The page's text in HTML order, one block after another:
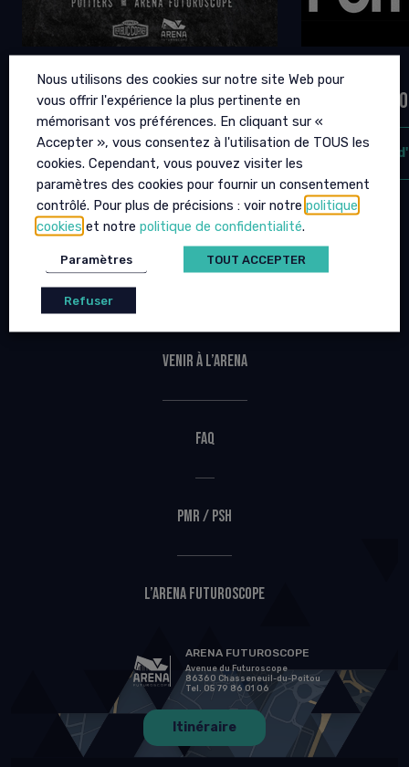
URBAN CORNER 2
12 SEPTEMBRE 2026 - 19H00
plus d'infos
BIGFLO
02 OCTOBRE
plus
Venir à l’Arena
FAQ
PMR / PSH
L’Arena Futuroscope
ARENA FUTUROSCOPE
Avenue du Futuroscope
86360 Chasseneuil-du-Poitou
Tel. 05 79 86 01 06
Itinéraire
Nous utilisons des cookies sur notre site Web pour
vous offrir l'expérience la plus pertinente en
mémorisant vos préférences. En cliquant sur «
Accepter », vous consentez à l'utilisation de TOUS les
cookies. Cependant, vous pouvez visiter les
paramètres des cookies pour fournir un consentement
contrôlé. Pour plus de précisions : voir notre politique
cookies et notre politique de confidentialité.
Paramètres TOUT ACCEPTER
Refuser